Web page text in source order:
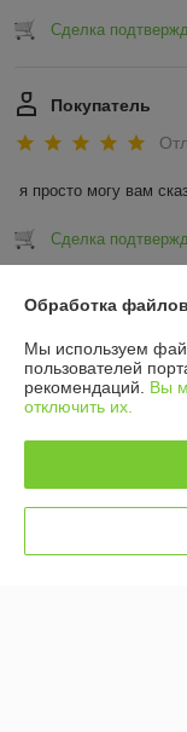
Сделка
Покупатель
я просто могу вам
Сделка
О нас
Контакты
Доставка и оплата
График работы
Обработка
Мы используем
пользователей
рекомендаций. Вы
отключить их.